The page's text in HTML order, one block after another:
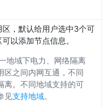
，默认给用户选中3个可
以添加节点信息。
地域下电力、网络隔离
区之间内网互通，不同
离。不同地域支持的可
见支持地域。